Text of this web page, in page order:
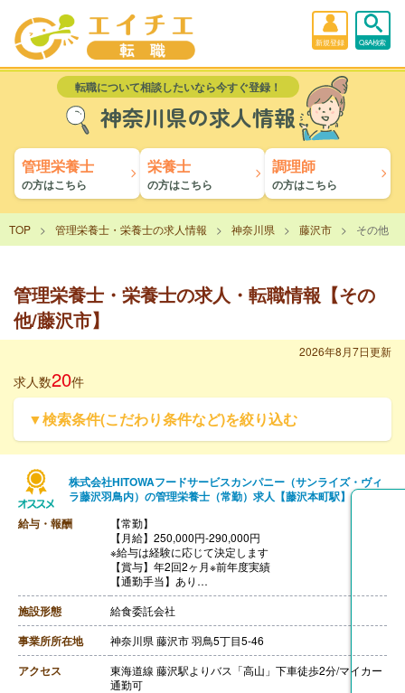
新規登録 Q&A検索
転職について相談したいなら今すぐ登録！
神奈川県の求人情報
管理栄養士
の方はこちら
栄養士
の方はこちら
調理師
の方はこちら
TOP 管理栄養士・栄養士の求人情報 神奈川県 藤沢市 その他
管理栄養士・栄養士の求人・転職情報【その
他/藤沢市】
2026年8月7日更新
求人数20件
▼検索条件(こだわり条件など)を絞り込む
株式会社HITOWAフードサービスカンパニー（サンライズ・ヴィ
ラ藤沢羽鳥内）の管理栄養士（常勤）求人【藤沢本町駅】
給与・報酬
【常勤】
【月給】250,000円-290,000円
※給与は経験に応じて決定します
【賞与】年2回2ヶ月※前年度実績
【通勤手当】あり
※公共交通機関:上限30,000円/月
※マイカー通勤:片道2km以上（ガソリン代は規定内支
給）
【昇給】あり（年1回）
【退職金】あり（会社規定による）
施設形態 給食委託会社
事業所所在地 神奈川県 藤沢市 羽鳥5丁目5-46
アクセス
東海道線 藤沢駅よりバス「高山」下車徒歩2分/マイカー
通勤可